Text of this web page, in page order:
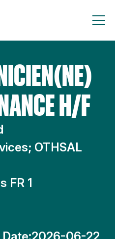
H/F
OTHSAL
FR 1